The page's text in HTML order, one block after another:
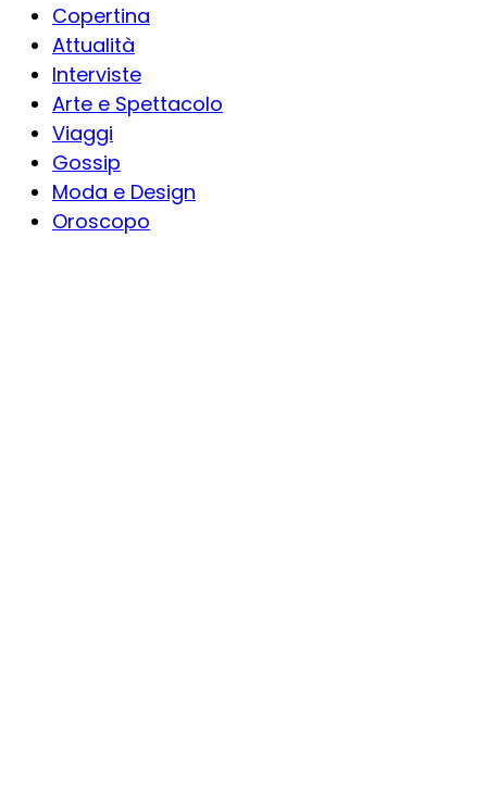
Copertina
Attualità
Interviste
Arte e Spettacolo
Viaggi
Gossip
Moda e Design
Oroscopo